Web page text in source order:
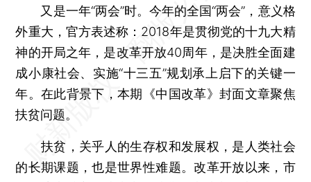
又是一年“两会”时。今年的全国“两会”，意义格
外重大，官方表述称：2018年是贯彻党的十九大精
神的开局之年，是改革开放40周年，是决胜全面建
成小康社会、实施“十三五”规划承上启下的关键一
年。在此背景下，本期《中国改革》封面文章聚焦
扶贫问题。
扶贫，关乎人的生存权和发展权，是人类社会
的长期课题，也是世界性难题。改革开放以来，市